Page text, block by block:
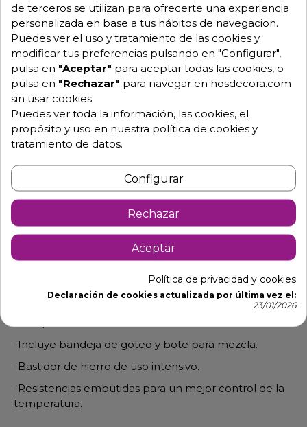
Descripción Detalles de producto
Máquina elaboración de gofres
profesional
Gofrera con plato giratorio para una cocción más
uniforme de dos gofres a la vez. 1
Dimensiones ancho 26.5 x fondo 51 x alto 21.5 cm.
-Dimensiones de trabajo 19.5 x 2 und.
-Material de fabricación: con triple revestimiento anti-
adherente para separar fácilmente el gofre y una
limpieza más rápida.
-Producción : 50 gofres por hora-
-Señales sonoras que avisan cuando los gofres están
-Incluye bandeja de goteo y bote para mezcla.
-Bastidor de hierro de uso intensivo.
-Resistencias embutidas para un mejor control de la
temperatura.
de terceros se utilizan para ofrecerte una experiencia
personalizada en base a tus hábitos de navegacion.
Puedes ver el uso y tratamiento de las cookies y
modificar tus preferencias pulsando en "Configurar",
pulsa en "Aceptar" para aceptar todas las cookies, o
pulsa en "Rechazar" para navegar en hosdecora.com
sin usar cookies.
Puedes ver toda la información, las cookies, el
propósito y uso en nuestra política de cookies y
tratamiento de datos.
Configurar
Rechazar
Aceptar
Política de privacidad y cookies
Declaración de cookies actualizada por última vez el:
23/01/2026